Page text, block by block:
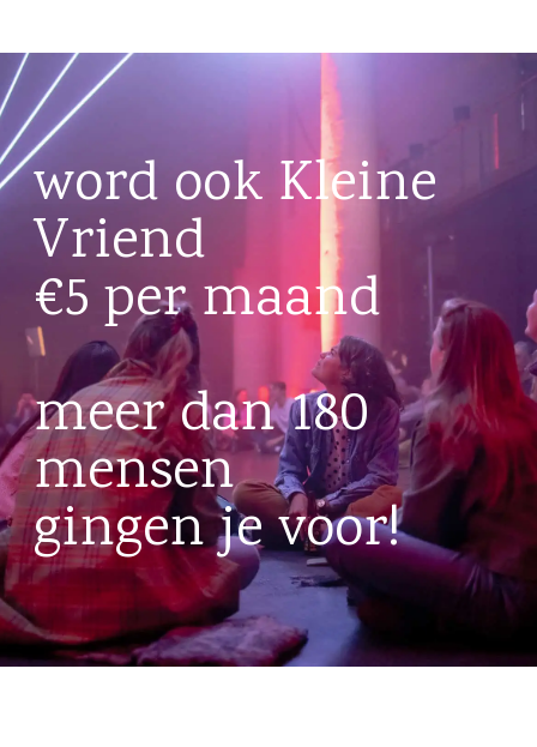
word ook Kleine
Vriend
€5 per maand
meer dan 180
mensen
gingen je voor!